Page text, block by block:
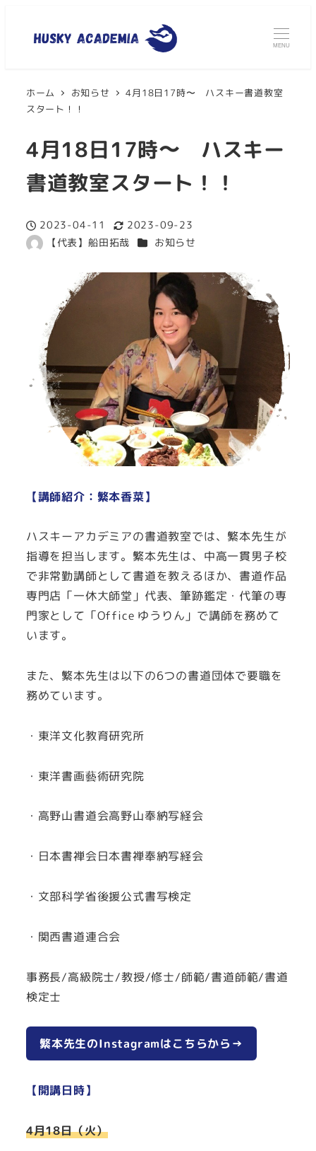
MENU
ホーム お知らせ
4月18日17時〜 ハスキー書道教室
スタート！！
4月18日17時〜 ハスキー
書道教室スタート！！
投稿日
2023-04-11
更新日
2023-09-23
著
【代表】船田拓哉 カテゴリー
お知らせ
【講師紹介：繁本香菜】
ハスキーアカデミアの書道教室では、繁本先生が
指導を担当します。繁本先生は、中高一貫男子校
で非常勤講師として書道を教えるほか、書道作品
専門店「一休大師堂」代表、筆跡鑑定・代筆の専
門家として「Office ゆうりん」で講師を務めて
います。
また、繁本先生は以下の6つの書道団体で要職を
務めています。
・東洋文化教育研究所
・東洋書画藝術研究院
・高野山書道会高野山奉納写経会
・日本書禅会日本書禅奉納写経会
・文部科学省後援公式書写検定
・関西書道連合会
事務長/高級院士/教授/修士/師範/書道師範/書道
検定士
繁本先生のInstagramはこちらから→
【開講日時】
4月18日（火）